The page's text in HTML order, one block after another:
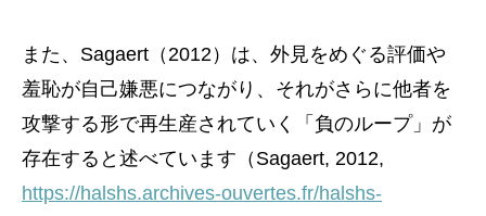
また、Sagaert（2012）は、外見をめぐる評価や
羞恥が自己嫌悪につながり、それがさらに他者を
攻撃する形で再生産されていく「負のループ」が
存在すると述べています（Sagaert, 2012,
https://halshs.archives-ouvertes.fr/halshs-